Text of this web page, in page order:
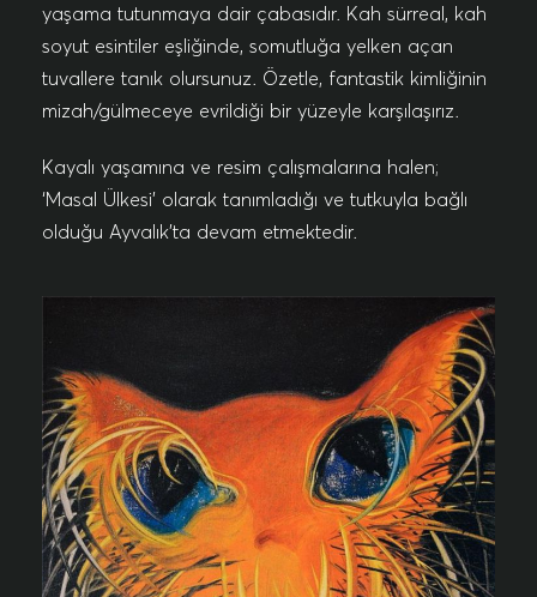
yaşama tutunmaya dair çabasıdır. Kah sürreal, kah
soyut esintiler eşliğinde, somutluğa yelken açan
tuvallere tanık olursunuz. Özetle, fantastik kimliğinin
mizah/gülmeceye evrildiği bir yüzeyle karşılaşırız.
Kayalı yaşamına ve resim çalışmalarına halen;
‘Masal Ülkesi’ olarak tanımladığı ve tutkuyla bağlı
olduğu Ayvalık’ta devam etmektedir.